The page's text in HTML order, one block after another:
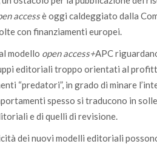
accessè oggi caldeggiato dalla
con finanziamenti europei.
modello open access+APC
editoriali troppo orientati al
“predatori”, in grado di minare
spesso si traducono in
e di quelli di revisione.
dei nuovi modelli editoriali